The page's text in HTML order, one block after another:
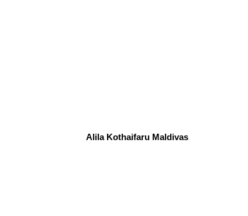
Alila Kothaifaru Maldivas